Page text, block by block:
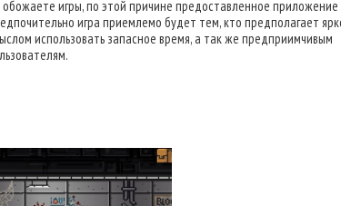
игры, по этой причине предоставленное приложение
игра приемлемо будет тем, кто предполагает
использовать запасное время, а так же предприимчивым